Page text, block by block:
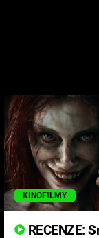
KINOFILMY